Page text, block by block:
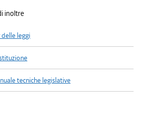
inoltre
delle leggi
tecniche legislative